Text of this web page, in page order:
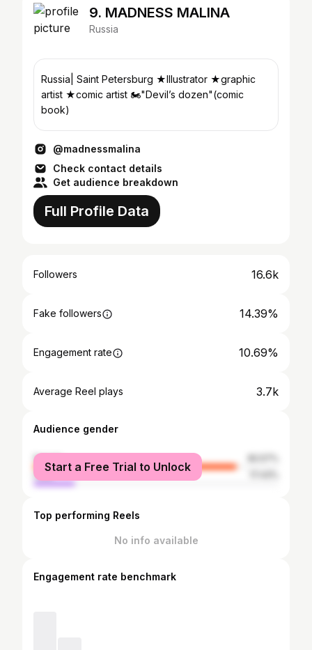
9. MADNESS MALINA
Russia
Russia| Saint Petersburg ★Illustrator ★graphic
artist ★comic artist 🏍️"Devil’s dozen"(comic
book)
@madnessmalina
Check contact details
Get audience breakdown
Full Profile Data
Followers 16.6k
Fake followers 14.39%
Engagement rate 10.69%
Average Reel plays 3.7k
Audience gender
female
male
Start a Free Trial to Unlock
Top performing Reels
No info available
Engagement rate benchmark